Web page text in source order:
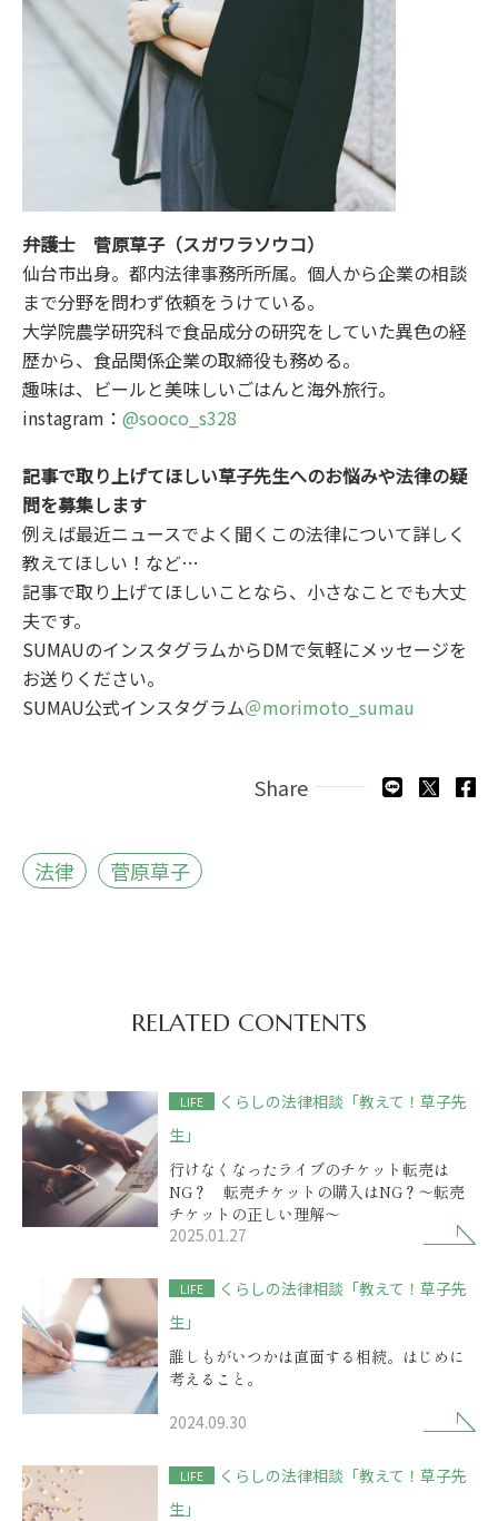
弁護士 菅原草子（スガワラソウコ）
仙台市出身。都内法律事務所所属。個人から企業の相談
まで分野を問わず依頼をうけている。
大学院農学研究科で食品成分の研究をしていた異色の経
歴から、食品関係企業の取締役も務める。
趣味は、ビールと美味しいごはんと海外旅行。
instagram： @sooco_s328
記事で取り上げてほしい草子先生へのお悩みや法律の疑
問を募集します
例えば最近ニュースでよく聞くこの法律について詳しく
教えてほしい！など…
記事で取り上げてほしいことなら、小さなことでも大丈
夫です。
SUMAUのインスタグラムからDMで気軽にメッセージを
お送りください。
SUMAU公式インスタグラム＠morimoto_sumau
Share
法律 菅原草子
RELATED CONTENTS
LIFE
くらしの法律相談「教えて！草子先
生」
行けなくなったライブのチケット転売は
NG？ 転売チケットの購入はNG？～転売
チケットの正しい理解～
2025.01.27
LIFE
くらしの法律相談「教えて！草子先
生」
誰しもがいつかは直面する相続。はじめに
考えること。
2024.09.30
LIFE
くらしの法律相談「教えて！草子先
生」